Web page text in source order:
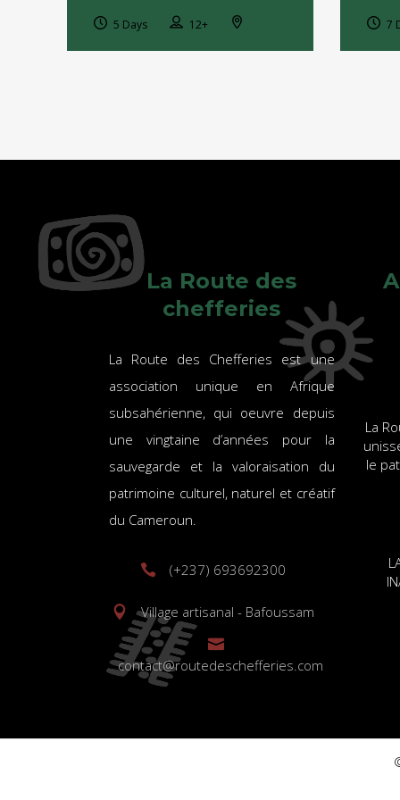
5 Days 12+ 7
La Route des
chefferies
La Route des Chefferies est une
association unique en Afrique
subsahérienne, qui oeuvre depuis
une vingtaine d’années pour la
sauvegarde et la valoraisation du
patrimoine culturel, naturel et créatif
du Cameroun.
(+237) 693692300
Village artisanal - Bafoussam
contact@routedeschefferies.com
La
le